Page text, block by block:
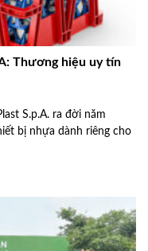
Thương hiệu uy tín
S.p.A. ra đời năm
bị nhựa dành riêng cho